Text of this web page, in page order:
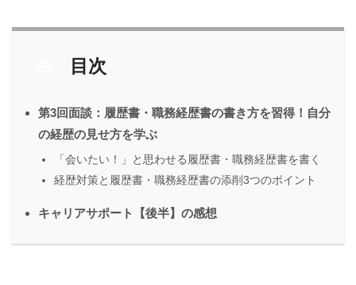
目次
第3回面談：履歴書・職務経歴書の書き方を習得！自分
の経歴の見せ方を学ぶ
「会いたい！」と思わせる履歴書・職務経歴書を書く
経歴対策と履歴書・職務経歴書の添削3つのポイント
キャリアサポート【後半】の感想